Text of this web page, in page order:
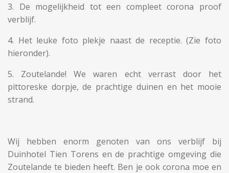
3. De mogelijkheid tot een compleet corona proof
verblijf.
4. Het leuke foto plekje naast de receptie. (Zie foto
hieronder).
5. Zoutelande! We waren echt verrast door het
pittoreske dorpje, de prachtige duinen en het mooie
strand.
Wij hebben enorm genoten van ons verblijf bij
Duinhotel Tien Torens en de prachtige omgeving die
Zoutelande te bieden heeft. Ben je ook corona moe en